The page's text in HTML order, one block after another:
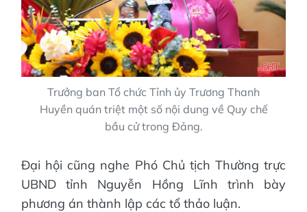
Trưởng ban Tổ chức Tỉnh ủy Trương Thanh
Huyền quán triệt một số nội dung về Quy chế
bầu cử trong Đảng.
Đại hội cũng nghe Phó Chủ tịch Thường trực
UBND tỉnh Nguyễn Hồng Lĩnh trình bày
phương án thành lập các tổ thảo luận.